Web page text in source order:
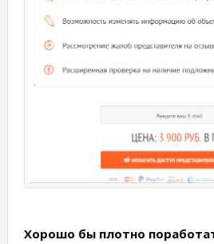
Хорошо бы плотно